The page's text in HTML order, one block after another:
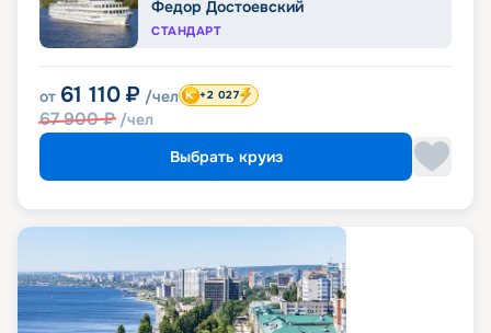
Федор Достоевский
СТАНДАРТ
от 61 110 ₽ /чел
67 900₽ /чел
+2 027
Выбрать круиз